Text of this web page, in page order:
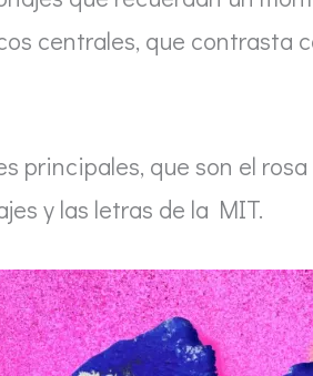
centrales, que contrasta
principales, que son el
y las letras de la MIT.